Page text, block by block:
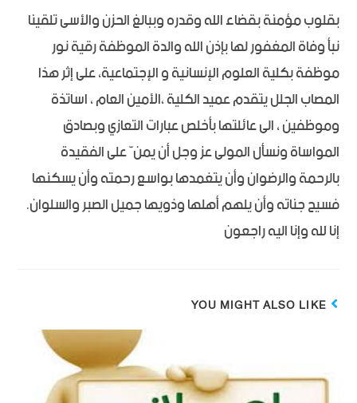
بقلوب مؤمنة بقضاء الله وقدره وببالغ الحزن والأسى تلقينا
نبأ وفاة المغفور لها بإذن الله والدة الموظفة رقية نور
موظفة بكلية العلوم الإنسانية و الإجتماعية، على إثر هذا
المصاب الجلل يتقدم عميد الكلية ،الأمين العام ، اساتذة
وموظفين ، الى عائلتها بأخلص عبارات التعازي وبصادق
المواساة ونسأل المولى عز وجل أن يمنّ على الفقيدة
بالرحمة والرضوان وأن يتغمدها بواسع رحمته وأن يسكنها
فسيح جناته وأن يلهم أهلها وذويها جميل الصبر والسلوان.
إنا لله وإنا اليه راجعون
YOU MIGHT ALSO LIKE